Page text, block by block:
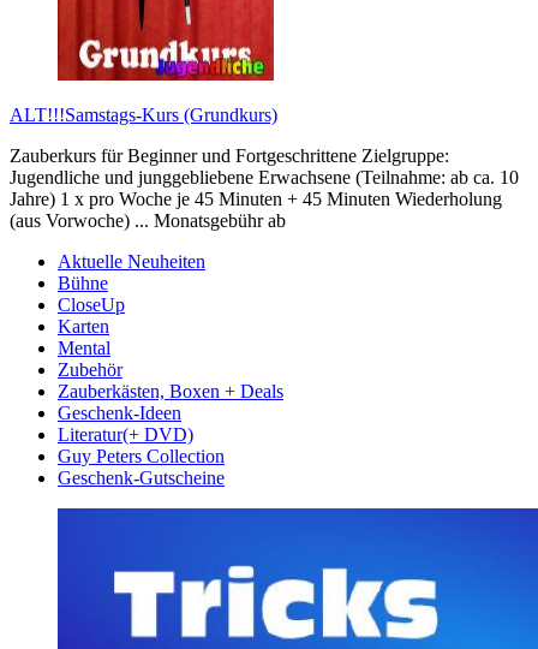
ALT!!!Samstags-Kurs (Grundkurs)
Zauberkurs für Beginner und Fortgeschrittene Zielgruppe:
Jugendliche und junggebliebene Erwachsene (Teilnahme: ab ca. 10
Jahre) 1 x pro Woche je 45 Minuten + 45 Minuten Wiederholung
(aus Vorwoche) ... Monatsgebühr ab
Aktuelle Neuheiten
Bühne
CloseUp
Karten
Mental
Zubehör
Zauberkästen, Boxen + Deals
Geschenk-Ideen
Literatur(+ DVD)
Guy Peters Collection
Geschenk-Gutscheine